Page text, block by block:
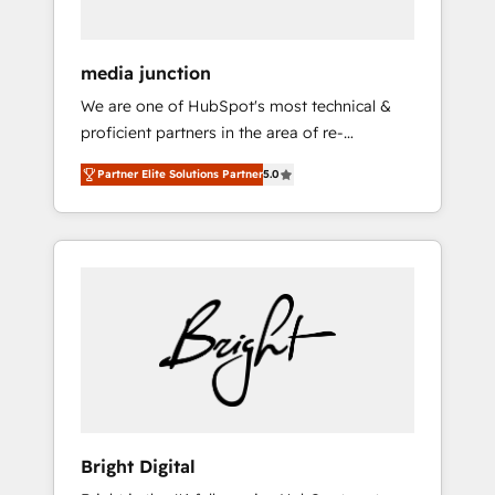
media junction
We are one of HubSpot's most technical &
proficient partners in the area of re-
platforming, website design & development.
We specialize in multi-hub implementations
for mid-market & enterprise companies. We
are woman-owned, powered by coffee, and
Impact Award 🏆2022 Technical Expertise
Impact Award 🏆2022 Platform Migration
Excellence Impact Award 🏆2020 Elite
Solutions Partner 🏆2019 Integrations
Website Design HubSpot Impact Award 🏆
Partner Elite Solutions Partner5.0
Bright Digital